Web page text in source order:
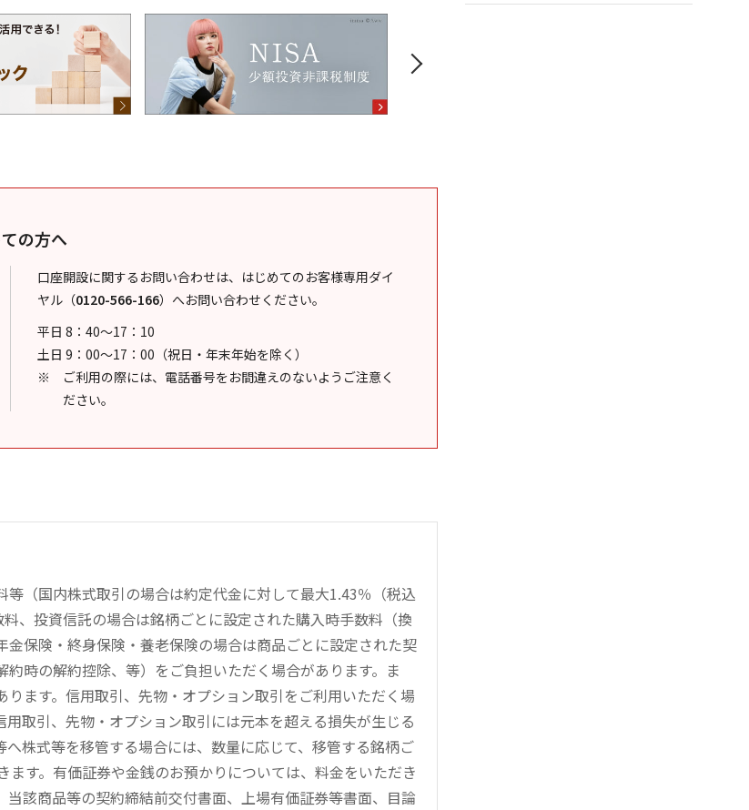
の方へ
口座開設に関するお問い合わせは、はじめてのお客様専用ダイ
ヤル （0120-566-166） へお問い合わせください。
平日 8：40～17：10
土日 9：00～17：00（祝日・年末年始を除く）
ご利用の際には、電話番号をお間違えのないようご注意く
ださい。
（国内株式取引の場合は約定代金に対して最大1.43％（税込
、投資信託の場合は銘柄ごとに設定された購入時手数料（換
保険・終身保険・養老保険の場合は商品ごとに設定された契
時の解約控除、等）をご負担いただく場合があります。ま
ます。信用取引、先物・オプション取引をご利用いただく場
取引、先物・オプション取引には元本を超える損失が生じる
株式等を移管する場合には、数量に応じて、移管する銘柄ご
す。有価証券や金銭のお預かりについては、料金をいただき
該商品等の契約締結前交付書面、上場有価証券等書面、目論